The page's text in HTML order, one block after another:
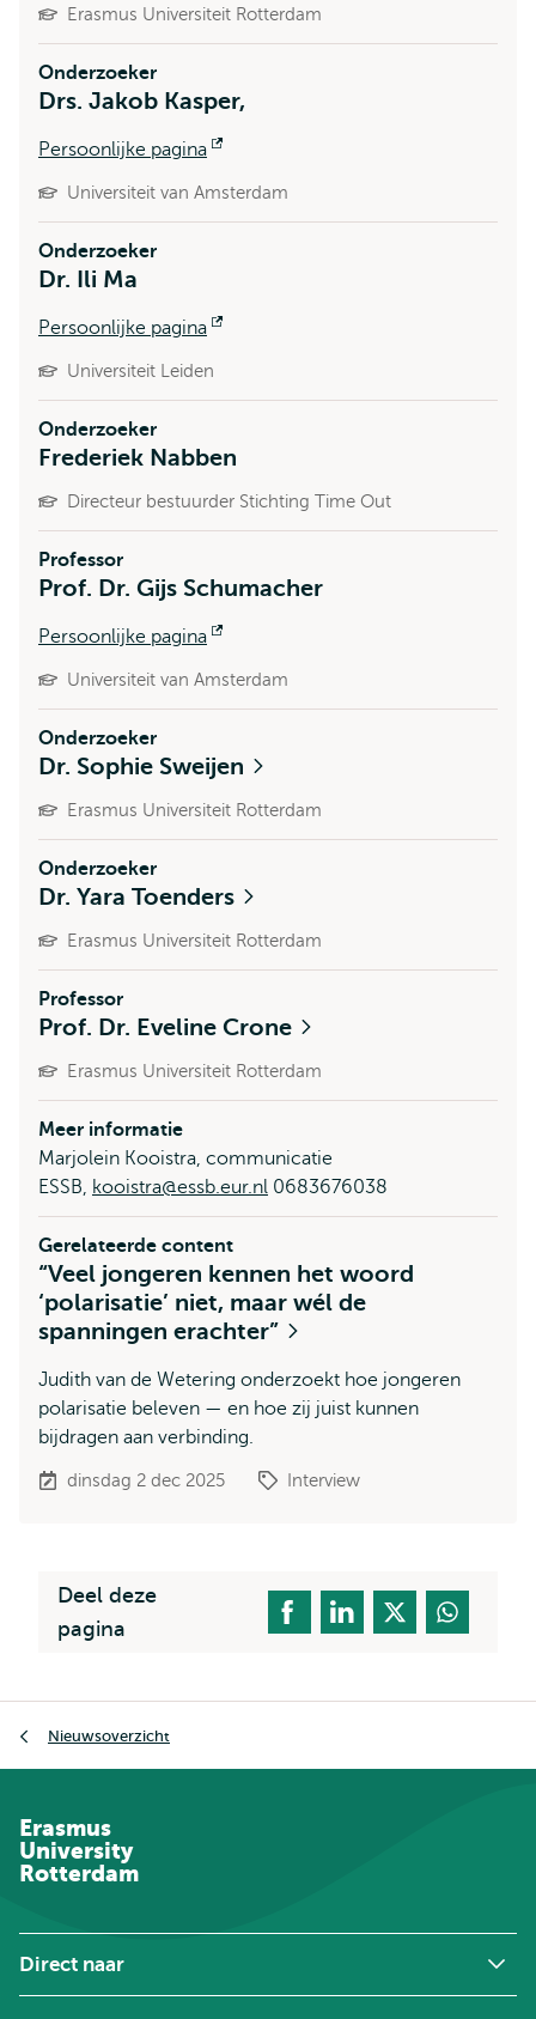
Erasmus Universiteit Rotterdam
Onderzoeker
Drs. Jakob Kasper,
Persoonlijke pagina
Universiteit van Amsterdam
Onderzoeker
Dr. Ili Ma
Persoonlijke pagina
Universiteit Leiden
Onderzoeker
Frederiek Nabben
Directeur bestuurder Stichting Time Out
Professor
Prof. Dr. Gijs Schumacher
Persoonlijke pagina
Universiteit van Amsterdam
Onderzoeker
Dr. Sophie Sweijen
Erasmus Universiteit Rotterdam
Onderzoeker
Dr. Yara Toenders
Erasmus Universiteit Rotterdam
Professor
Prof. Dr. Eveline Crone
Erasmus Universiteit Rotterdam
Meer informatie
Marjolein Kooistra, communicatie
ESSB, kooistra@essb.eur.nl 0683676038
Gerelateerde content
“Veel jongeren kennen het woord
‘polarisatie’ niet, maar wél de
spanningen erachter”
Judith van de Wetering onderzoekt hoe jongeren
polarisatie beleven — en hoe zij juist kunnen
bijdragen aan verbinding.
dinsdag 2 dec 2025 Interview
Deel deze
pagina
Nieuwsoverzicht
Erasmus
University
Rotterdam
Direct naar